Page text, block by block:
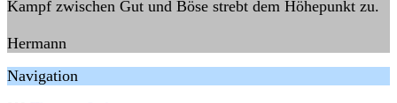
Kampf zwischen Gut und Böse strebt dem Höhepunkt zu.
Hermann
Navigation